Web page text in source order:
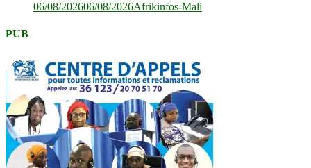
06/08/202606/08/2026Afrikinfos-Mali
PUB